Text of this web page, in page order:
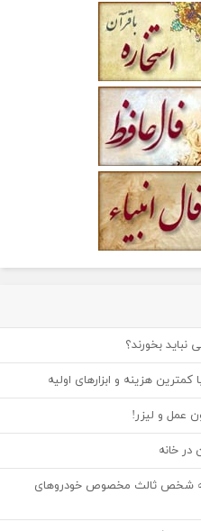
بخورند؟
هزینه و ابزارهای اولیه
عمل و لیزر!
در خانه
شخص ثالث مخصوص خودروهای